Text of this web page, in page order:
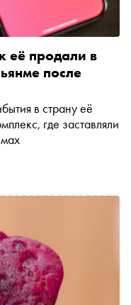
её продали в
после
в страну её
где заставляли